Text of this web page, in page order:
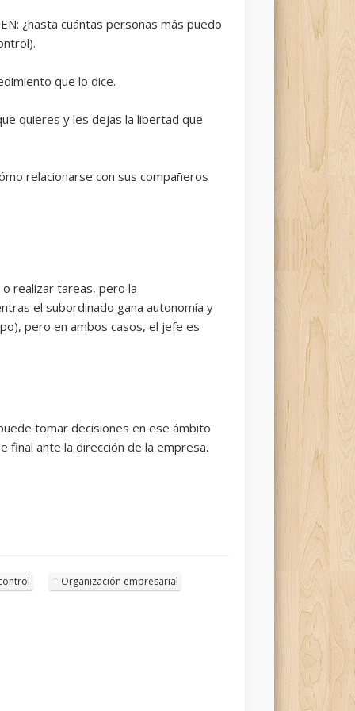
¿hasta cuántas personas más puedo
que lo dice.
quieres y les dejas la libertad que
relacionarse con sus compañeros
realizar tareas, pero la
el subordinado gana autonomía y
pero en ambos casos, el jefe es
tomar decisiones en ese ámbito
final ante la dirección de la empresa.
Organización empresarial